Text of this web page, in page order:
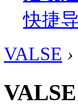
快捷
VALSE ›